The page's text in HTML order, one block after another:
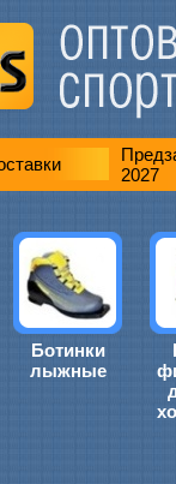
2027
Ботинки
лыжные